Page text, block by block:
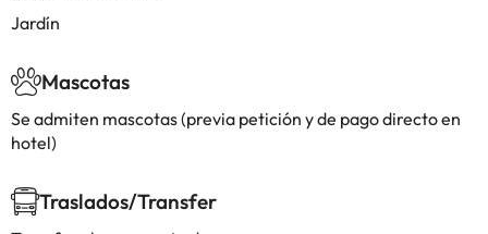
Jardín
Mascotas
Se admiten mascotas (previa petición y de pago directo en
hotel)
Traslados/Transfer